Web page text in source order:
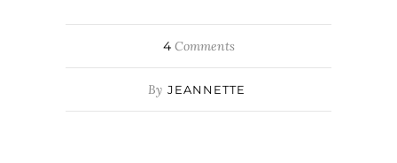
4Comments
By JEANNETTE